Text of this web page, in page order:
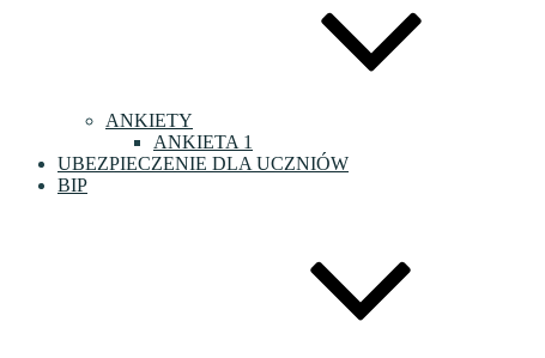
ANKIETY
ANKIETA 1
UBEZPIECZENIE DLA UCZNIÓW
BIP